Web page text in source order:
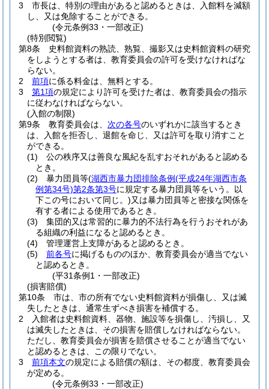
3
市長は、特別の理由があると認めるときは、入館料を減額
し、又は免除することができる。
(令元条例33・一部改正)
(特別閲覧)
第8条
史料館資料の熟読、熟覧、撮影又は史料館資料の研究
をしようとする者は、教育委員会の許可を受けなければな
らない。
2
前項に係る料金は、無料とする。
3
第1項の規定により許可を受けた者は、教育委員会の指示
に従わなければならない。
(入館の制限)
第9条
教育委員会は、 次の各号のいずれかに該当するとき
は、入館を拒否し、退館を命じ、又は許可を取り消すこと
ができる。
(1)
公の秩序又は善良な風紀を乱すおそれがあると認める
とき。
(2)
暴力団員等(湖西市暴力団排除条例(平成24年湖西市条
例第34号)第2条第3号に規定する暴力団員等をいう。以
下この号において同じ。)又は暴力団員等と密接な関係を
有する者による使用であるとき。
(3)
集団的又は常習的に暴力的不法行為を行うおそれがあ
る組織の利益になると認めるとき。
(4)
管理運営上支障があると認めるとき。
(5)
前各号に掲げるもののほか、教育委員会が適当でない
と認めるとき。
(平31条例1・一部改正)
(損害賠償)
第10条
市は、市の所有でない史料館資料が損傷し、又は滅
失したときは、通常生ずべき損害を補償する。
2
入館者は史料館資料、器物、施設等を損傷し、汚損し、又
は滅失したときは、その損害を賠償しなければならない。
ただし、教育委員会が損害を賠償させることが適当でない
と認めるときは、この限りでない。
3
前項本文の規定による賠償の額は、その都度、教育委員会
が定める。
(令元条例33・一部改正)